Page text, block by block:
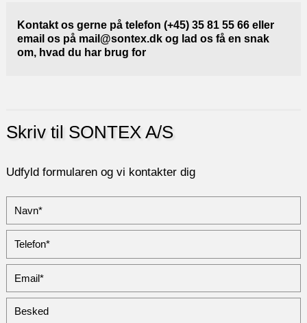
Kontakt os gerne på telefon (+45) 35 81 55 66eller
email os på mail@sontex.dkog lad os få en snak
om, hvad du har brug for
Skriv til SONTEX A/S
Udfyld formularen og vi kontakter dig​